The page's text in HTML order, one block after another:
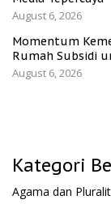
August 6, 2026
Momentum
Rumah Subsidi
August 6, 2026
Kategori
Agama dan